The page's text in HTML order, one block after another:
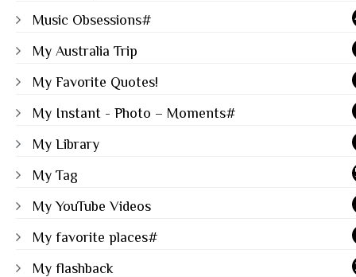
Music Obsessions#
My Australia Trip
My Favorite Quotes!
My Instant - Photo – Moments#
My Library
My Tag
My YouTube Videos
My favorite places#
My flashback